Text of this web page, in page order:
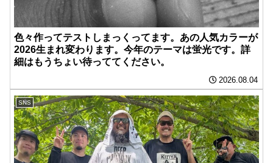
色々作ってテストしまっくってます。あの人気カラーが
2026生まれ変わります。今年のテーマは蛍光です。詳
細はもうちょい待っててください。
2026.08.04
SNS